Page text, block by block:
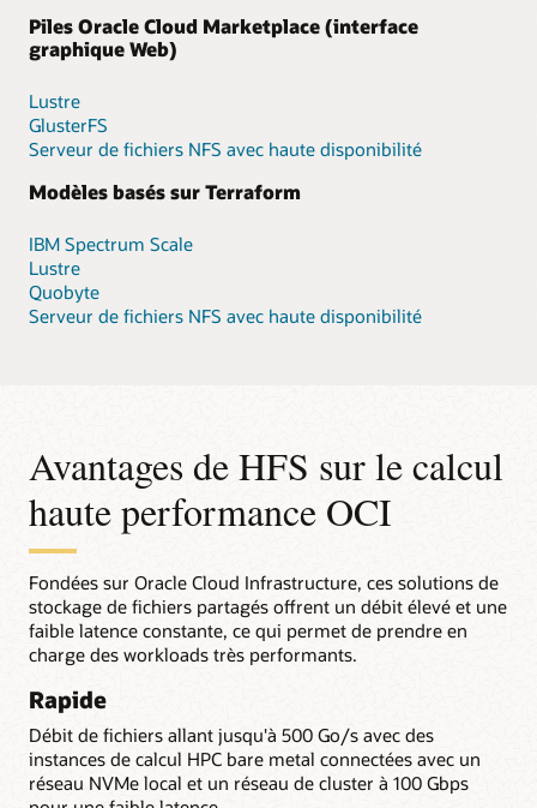
Piles Oracle Cloud Marketplace (interface
graphique Web)
Lustre
GlusterFS
Serveur de fichiers NFS avec haute disponibilité
Modèles basés sur Terraform
IBM Spectrum Scale
Lustre
Quobyte
Serveur de fichiers NFS avec haute disponibilité
Avantages de HFS sur le calcul
haute performance OCI
Fondées sur Oracle Cloud Infrastructure, ces solutions de
stockage de fichiers partagés offrent un débit élevé et une
faible latence constante, ce qui permet de prendre en
charge des workloads très performants.
Rapide
Débit de fichiers allant jusqu'à 500 Go/s avec des
instances de calcul HPC bare metal connectées avec un
réseau NVMe local et un réseau de cluster à 100 Gbps